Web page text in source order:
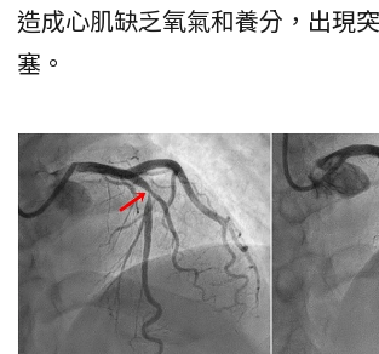
造成心肌缺乏氧氣和養分，出現
塞。